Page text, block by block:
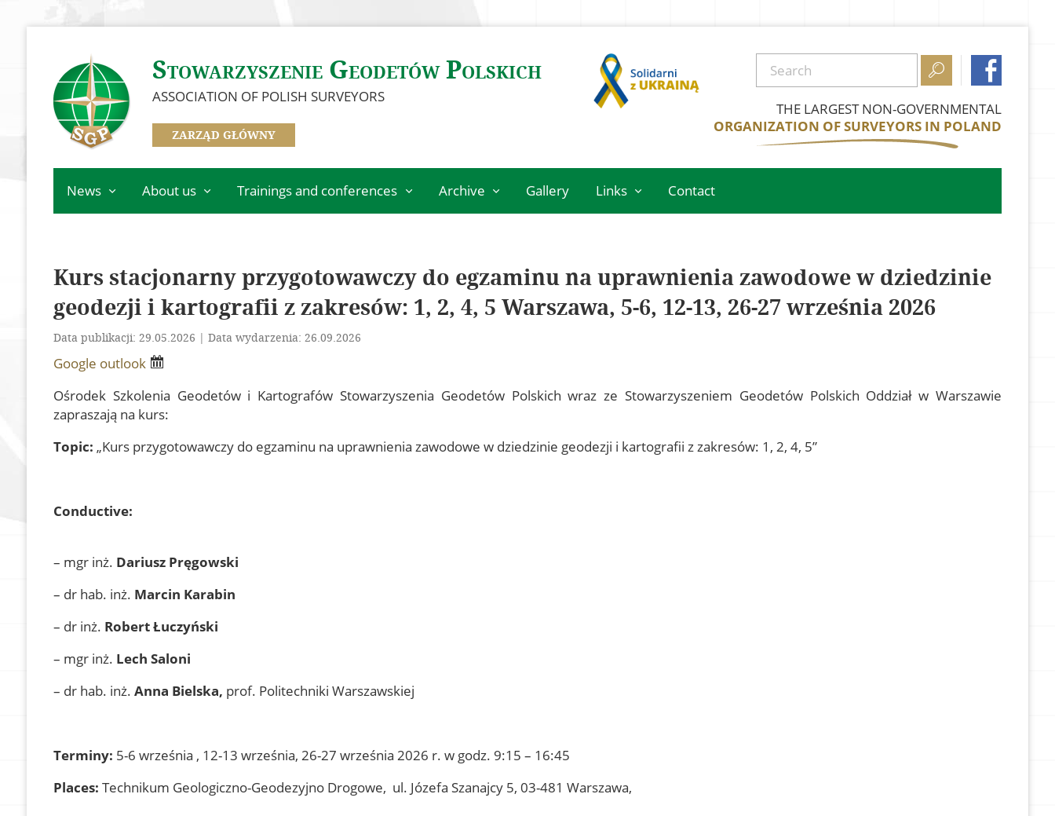
Stowarzyszenie Geodetów Polskich
ASSOCIATION OF POLISH SURVEYORS
ZARZĄD GŁÓWNY
 
THE LARGEST NON-GOVERNMENTAL
ORGANIZATION OF SURVEYORS IN POLAND
News
Information from SGP
affiliates
Important information
About us
Information from
committees, sections,
and clubs
Awarded Members
SGP History
Documents
Become a member
Our Links
Supporting members
Trainings and conferences
Konferencja GSW 2027
Konferencja ICC 2027
Competition for the best thesis
Archive
anniversary of
the Association
of Polish
Gallery Links
Research centers
International
organizations
signature and
electronic seal
Contact
Kurs stacjonarny przygotowawczy do egzaminu na uprawnienia zawodowe w dziedzinie
geodezji i kartografii z zakresów: 1, 2, 4, 5 Warszawa, 5-6, 12-13, 26-27 września 2026
Data publikacji: 29.05.2026 | Data wydarzenia: 26.09.2026
Google outlook
Ośrodek Szkolenia Geodetów i Kartografów Stowarzyszenia Geodetów Polskich wraz ze Stowarzyszeniem Geodetów Polskich Oddział w Warszawie
zapraszają na kurs:
Topic: „Kurs przygotowawczy do egzaminu na uprawnienia zawodowe w dziedzinie geodezji i kartografii z zakresów: 1, 2, 4, 5”
Conductive:
– mgr inż. Dariusz Pręgowski
– dr hab. inż. Marcin Karabin
– dr inż. Robert Łuczyński
– mgr inż. Lech Saloni
– dr hab. inż. Anna Bielska, prof. Politechniki Warszawskiej
Terminy: 5-6 września , 12-13 września, 26-27 września 2026 r. w godz. 9:15 – 16:45
Places: Technikum Geologiczno-Geodezyjno Drogowe, ul. Józefa Szanajcy 5, 03-481 Warszawa,